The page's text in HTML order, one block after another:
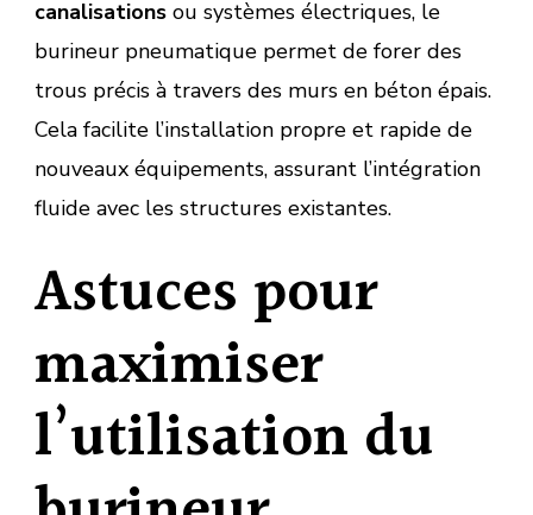
canalisations ou systèmes électriques, le
burineur pneumatique permet de forer des
trous précis à travers des murs en béton épais.
Cela facilite l’installation propre et rapide de
nouveaux équipements, assurant l’intégration
fluide avec les structures existantes.
Astuces pour
maximiser
l’utilisation du